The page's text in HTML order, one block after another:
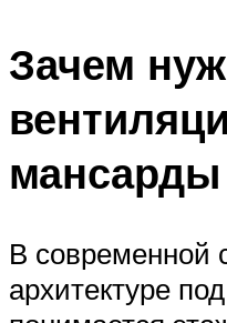
Зачем
В современной
архитектуре